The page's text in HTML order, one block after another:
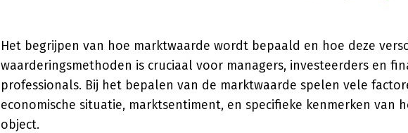
Het begrijpen van hoe marktwaarde wordt bepaald en hoe deze
waarderingsmethoden is cruciaal voor managers, investeerders en
professionals. Bij het bepalen van de marktwaarde spelen vele
economische situatie, marktsentiment, en specifieke kenmerken van
object.